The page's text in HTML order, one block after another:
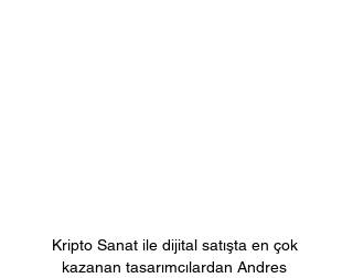
Kripto Sanat ile dijital satışta en çok
kazanan tasarımcılardan Andres